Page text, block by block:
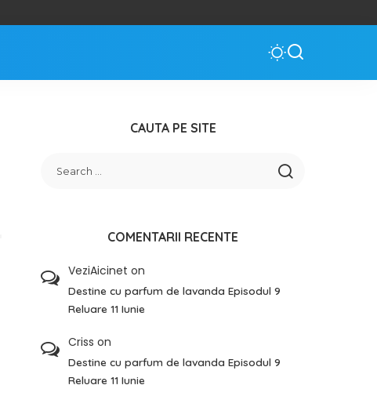
CAUTA PE SITE
COMENTARII RECENTE
VeziAicinet on
Destine cu parfum de lavanda Episodul 9
Reluare 11 Iunie
Criss on
Destine cu parfum de lavanda Episodul 9
Reluare 11 Iunie